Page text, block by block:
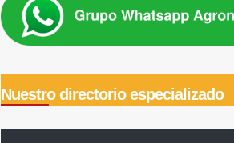
Nuestro directorio especializado